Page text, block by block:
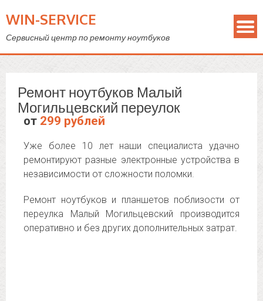
WIN-SERVICE
Сервисный центр по ремонту ноутбуков
Ремонт ноутбуков Малый
Могильцевский переулок
от 299 рублей
Уже более 10 лет наши специалиста удачно
ремонтируют разные электронные устройства в
независимости от сложности поломки.
Ремонт ноутбуков и планшетов поблизости от
переулка Малый Могильцевский производится
оперативно и без других дополнительных затрат.